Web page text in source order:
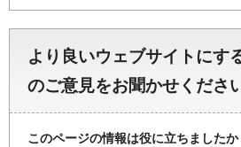
より良いウェブサイトにす
のご意見をお聞かせくださ
このページの情報は役に立ちましたか